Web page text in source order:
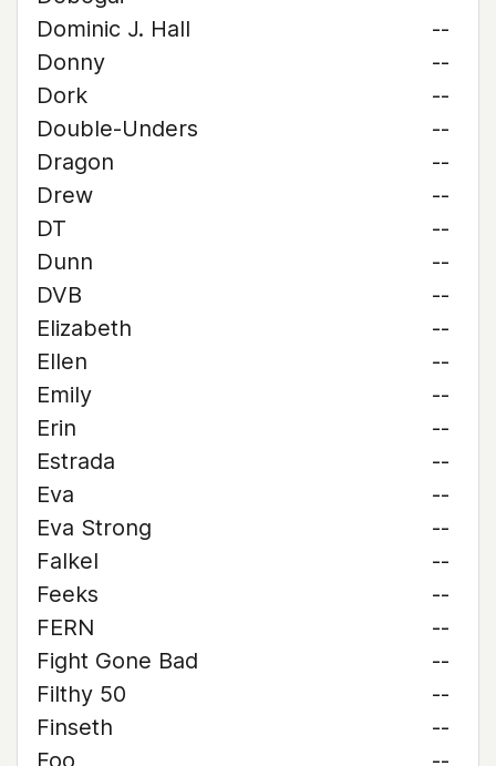
Dominic J. Hall
--
Donny
--
Dork
--
Double-Unders
--
Dragon
--
Drew
--
DT
--
Dunn
--
DVB
--
Elizabeth
--
Ellen
--
Emily
--
Erin
--
Estrada
--
Eva
--
Eva Strong
--
Falkel
--
Feeks
--
FERN
--
Fight Gone Bad
--
Filthy 50
--
Finseth
--
Foo
--